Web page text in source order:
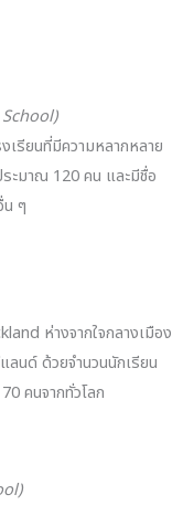
เรียนที่มีความหลากหลาย
ะมาณ 120 คน และมีชื่อ
น ๆ
ห่างจากใจกลางเมือง
ลนด์ ด้วยจำนวนนักเรียน
คนจากทั่วโลก